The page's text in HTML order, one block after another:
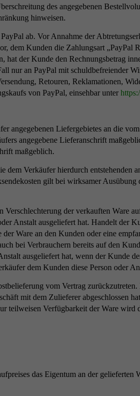
des angegebenen
hinweisen.
ab. Vor Annahme der
dem Kunden die Zahlungsart „PayPal
der Kunde den Rechnungsbetrag
nur an PayPal mit schuldbefreiender
Retouren, Reklamationen,
von PayPal, einsehbar unter
angegebenen Liefergebietes an die
angegebene Lieferanschrift
maßgeblich.
Verkäufer hierdurch entstehenden
gilt bei wirksamer
der verkauften Ware
Anstalt ausgeliefert hat. Handelt der
Ware an den Kunden oder eine
bei Verbrauchern bereits auf den
ausgeliefert hat, wenn der Kunde
dem Kunden diese Person oder
vom Vertrag
mit dem Zulieferer abgeschlossen
teilweisen Verfügbarkeit der Ware
das Eigentum an der gelieferten